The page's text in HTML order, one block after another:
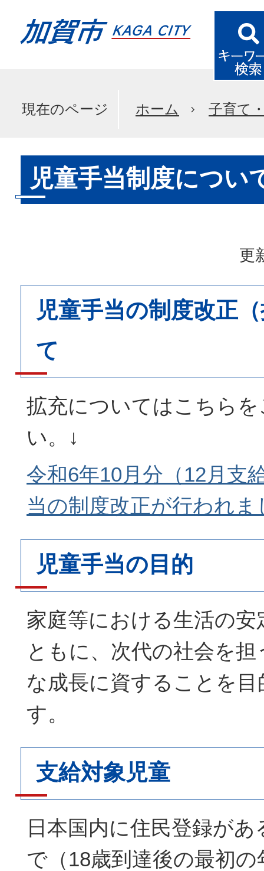
現在のページ ホーム 子育て
児童手当制度につい
更
児童手当の制度改正
て
拡充についてはこちら
い。↓
令和6年10月分（12月支
当の制度改正が行われま
児童手当の目的
家庭等における生活の
ともに、次代の社会を
な成長に資することを
す。
支給対象児童
日本国内に住民登録があ
で（18歳到達後の最初